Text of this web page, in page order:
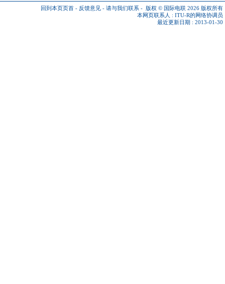
回到本页页首 - 反馈意见 - 请与我们联系 - 版权 © 国际电联 2026 版权所有
本网页联系人 : ITU-R的网络协调员
最近更新日期 : 2013-01-30